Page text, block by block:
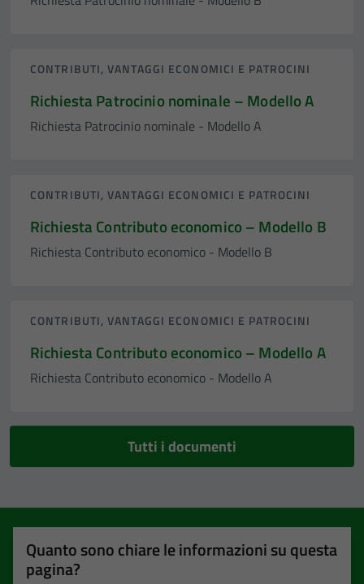
CONTRIBUTI, VANTAGGI ECONOMICI E PATROCINI
Richiesta Patrocinio nominale – Modello A
Richiesta Patrocinio nominale - Modello A
CONTRIBUTI, VANTAGGI ECONOMICI E PATROCINI
Richiesta Contributo economico – Modello B
Richiesta Contributo economico - Modello B
CONTRIBUTI, VANTAGGI ECONOMICI E PATROCINI
Richiesta Contributo economico – Modello A
Richiesta Contributo economico - Modello A
Tutti i documenti
Quanto sono chiare le informazioni su questa
pagina?